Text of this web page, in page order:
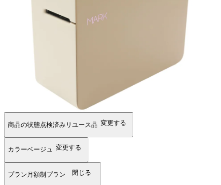
商品の状態点検済みリユース品 変更する
カラーベージュ 変更する
プラン 月額制プラン 閉じる